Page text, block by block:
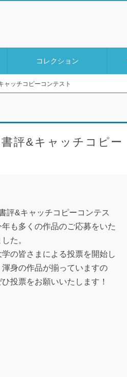
コレクション
ャッチコピーコンテスト
評&キャッチコピー
評&キャッチコピーコンテス
年も多くの作品のご応募をいた
た。
学の皆さまによる投票を開始し
渾身の作品が揃っていますの
投票をお願いいたします！